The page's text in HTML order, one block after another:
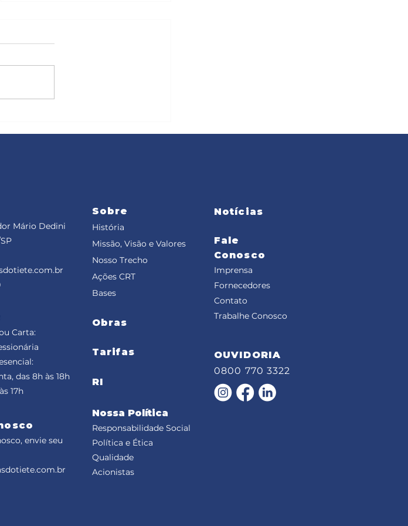
obras de conservação e
Mário Dedini
Carta:
das 8h às 18h
17h
envie seu
Sobre
História
Missão, Visão e Valores
Nosso Trecho
Ações CRT
Bases
Obras
Tarifas
RI
Nossa Política
Responsabilidade Social
Política e Ética
Qualidade
Acionistas
Notícias
Fale
Conosco
Imprensa
Fornecedores
Contato
Trabalhe Conosco
OUVIDORIA
0800 770 3322